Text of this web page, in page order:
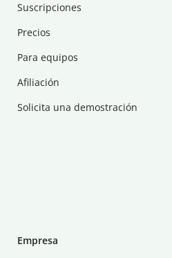
Suscripciones
Precios
Para equipos
Afiliación
Solicita una demostración
Empresa